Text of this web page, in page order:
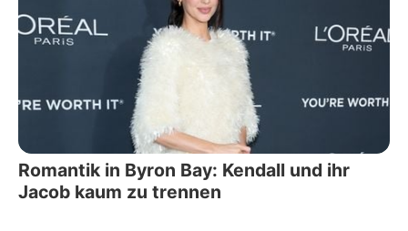
Romantik in Byron Bay: Kendall und ihr
Jacob kaum zu trennen